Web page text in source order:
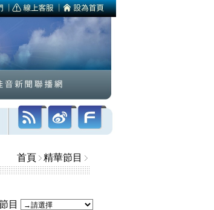
首頁 精華節目
目